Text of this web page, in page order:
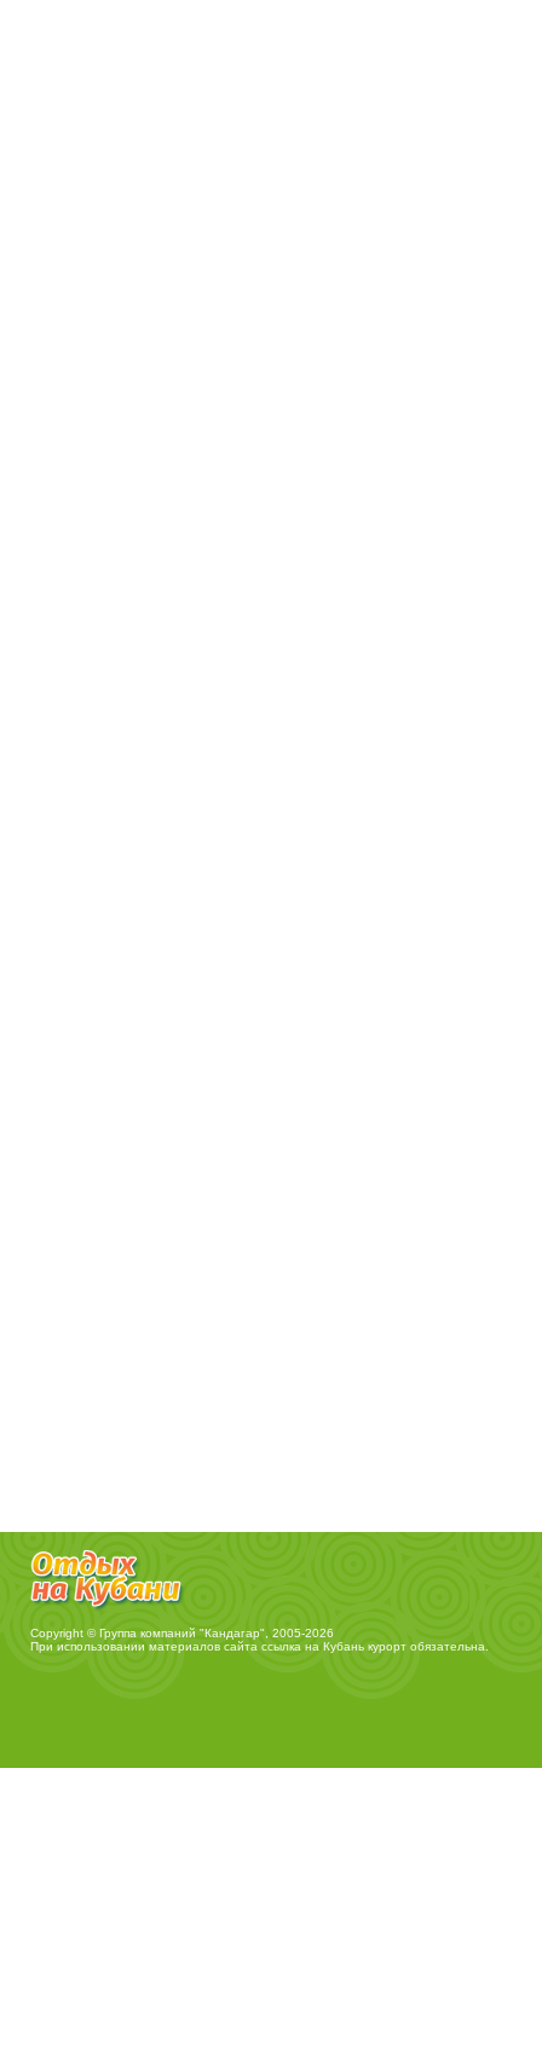
Copyright © Группа компаний "Кандагар", 2005-2026
При использовании материалов сайта ссылка на Кубань курорт обязательна.